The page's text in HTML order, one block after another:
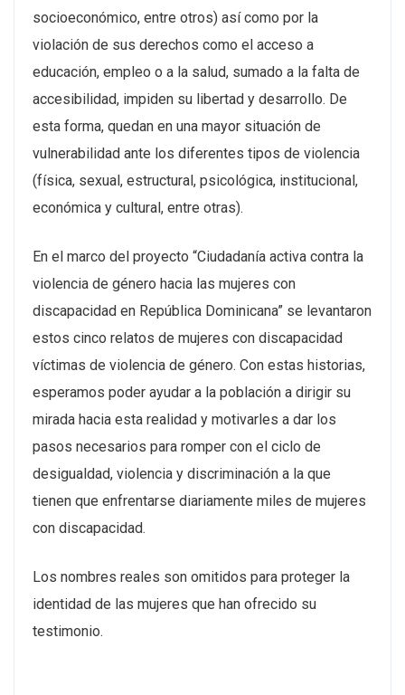
socioeconómico, entre otros) así como por la
violación de sus derechos como el acceso a
educación, empleo o a la salud, sumado a la falta de
accesibilidad, impiden su libertad y desarrollo. De
esta forma, quedan en una mayor situación de
vulnerabilidad ante los diferentes tipos de violencia
(física, sexual, estructural, psicológica, institucional,
económica y cultural, entre otras).
En el marco del proyecto “Ciudadanía activa contra la
violencia de género hacia las mujeres con
discapacidad en República Dominicana” se levantaron
estos cinco relatos de mujeres con discapacidad
víctimas de violencia de género. Con estas historias,
esperamos poder ayudar a la población a dirigir su
mirada hacia esta realidad y motivarles a dar los
pasos necesarios para romper con el ciclo de
desigualdad, violencia y discriminación a la que
tienen que enfrentarse diariamente miles de mujeres
con discapacidad.
Los nombres reales son omitidos para proteger la
identidad de las mujeres que han ofrecido su
testimonio.